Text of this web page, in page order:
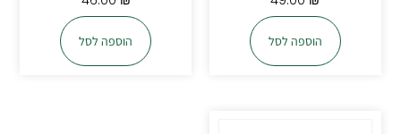
הוספה לסל הוספה לסל